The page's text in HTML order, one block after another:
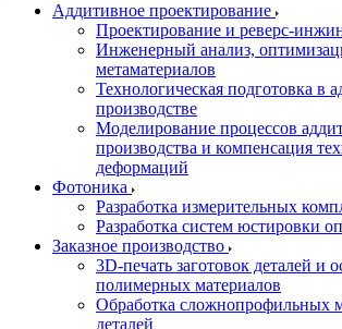
Аддитивное проектирование
Проектирование и реверс-
Инженерный анализ,
метаматериалов
Технологическая подготовка в
производстве
Моделирование процессов
производства и компенсация
деформаций
Фотоника
Разработка измерительных
Разработка систем юстировки
Заказное производство
3D-печать заготовок деталей и
полимерных материалов
Обработка сложнопрофильных
деталей